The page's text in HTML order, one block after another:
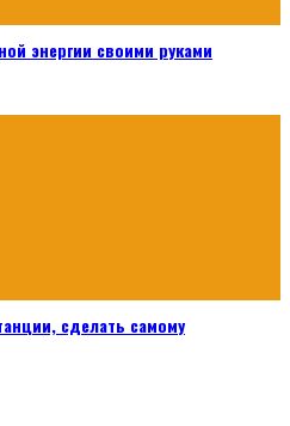
энергии своими руками
сделать самому